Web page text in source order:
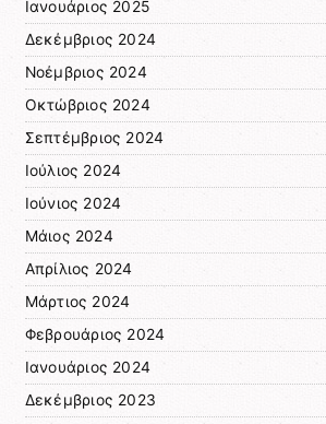
Ιανουάριος 2025
Δεκέμβριος 2024
Νοέμβριος 2024
Οκτώβριος 2024
Σεπτέμβριος 2024
Ιούλιος 2024
Ιούνιος 2024
Μάιος 2024
Απρίλιος 2024
Μάρτιος 2024
Φεβρουάριος 2024
Ιανουάριος 2024
Δεκέμβριος 2023